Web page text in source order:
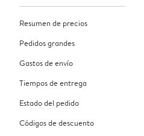
Resumen de precios
Pedidos grandes
Gastos de envío
Tiempos de entrega
Estado del pedido
Códigos de descuento